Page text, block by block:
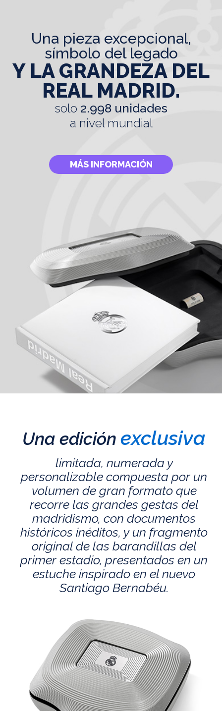
una pieza excepcional,
símbolo del legado
Y LA GRANDEZA DEL
REAL MADRID.
solo 2.998 unidades
a nivel mundial
MÁS INFORMACIÓN
Una edición exclusiva
limitada, numerada y
personalizable compuesta por un
volumen de gran formato que
recorre las grandes gestas del
madridismo, con documentos
históricos inéditos, y un fragmento
original de las barandillas del
primer estadio, presentados en un
estuche inspirado en el nuevo
Santiago Bernabéu.